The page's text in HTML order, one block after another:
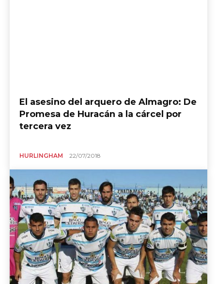
El asesino del arquero de Almagro: De
Promesa de Huracán a la cárcel por
tercera vez
HURLINGHAM 22/07/2018